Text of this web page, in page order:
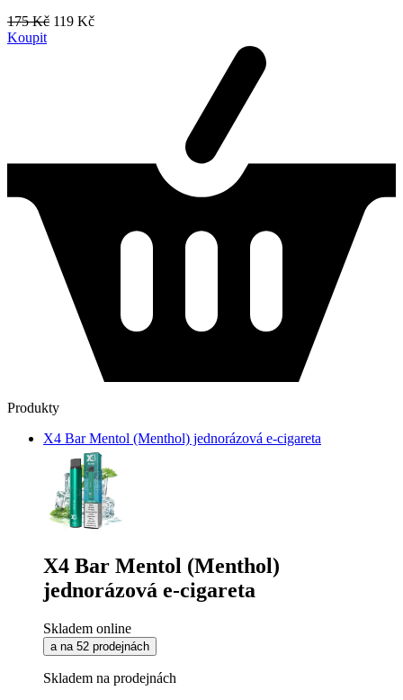
175 Kč 119 Kč
Koupit
Produkty
X4 Bar Mentol (Menthol) jednorázová e-cigareta
X4 Bar Mentol (Menthol)
jednorázová e-cigareta
Skladem online
a na 52 prodejnách
Skladem na prodejnách